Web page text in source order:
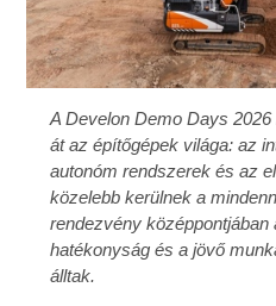
A Develon Demo Days
át az építőgépek világa: az
autonóm rendszerek és az
közelebb kerülnek a
rendezvény középpontjában
hatékonyság és a jövő
álltak.